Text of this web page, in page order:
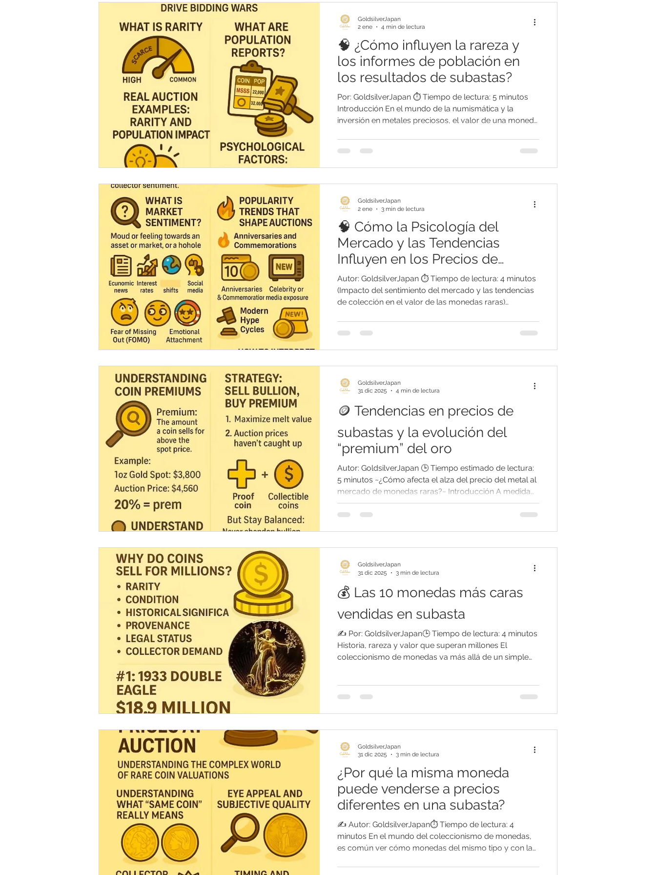
Investing guide Q&A Precious Metals Guide Q&A
AI Coin Assistant Q&A Coin Authentication Guide
🧠 ¿Cómo influyen la rareza y
los informes de población en
los resultados de subastas?
Por: GoldsilverJapan ⏱️ Tiempo de lectura: 5 minutos
Introducción En el mundo de la numismática y la
inversión en metales preciosos, el valor de una moneda
clave — rareza e informes de población (population
report)— tienen un impacto profundo en los precios
diferencia en
GoldsilverJapan
2 ene
4 min de lectura
🧠 Cómo la Psicología del
Mercado y las Tendencias
Influyen en los Precios de
Subasta
Autor: GoldsilverJapan ⏱️ Tiempo de lectura: 4 minutos
(Impacto del sentimiento del mercado y las tendencias
de colección en el valor de las monedas raras)
contenido metálico o la rareza. En realidad, el
sentimiento del mercado , las condiciones económicas
subastas. Este
GoldsilverJapan
2 ene
3 min de lectura
🪙 Tendencias en precios de
subastas y la evolución del
“premium” del oro
Autor: GoldsilverJapan 🕒 Tiempo estimado de lectura:
5 minutos ~¿Cómo afecta el alza del precio del metal al
mercado de monedas raras?~ Introducción A medida
que nos adentramos en el año 2026, el mercado de
metales preciosos está experimentando
ha alcanzado los 47 USD , acercándose a máximos
históricos. Este aumento vertiginoso en los precios ha
tenido un gran impacto
GoldsilverJapan
31 dic 2025
4 min de lectura
💰 Las 10 monedas más caras
vendidas en subasta
✍️ Por: GoldsilverJapan🕒 Tiempo de lectura: 4 minutos
Historia, rareza y valor que superan millones El
coleccionismo de monedas va más allá de un simple
trasfondo histórico, escasez y procedencia ilustre, han
o automóviles de lujo en las casas de subastas. En este
artículo, te presentamos las 10 monedas más caras jam
GoldsilverJapan
31 dic 2025
3 min de lectura
¿Por qué la misma moneda
puede venderse a precios
diferentes en una subasta?
✍️ Autor: GoldsilverJapan⏱️ Tiempo de lectura: 4
minutos En el mundo del coleccionismo de monedas,
es común ver cómo monedas del mismo tipo y con la
GoldsilverJapan
31 dic 2025
3 min de lectura